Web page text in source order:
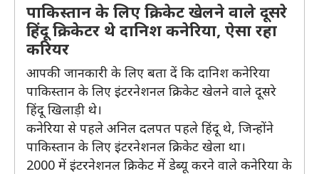
पाकिस्तान के लिए क्रिकेट खेलने वाले दूसरे
हिंदू क्रिकेटर थे दानिश कनेरिया, ऐसा रहा
करियर
आपकी जानकारी के लिए बता दें कि दानिश कनेरिया
पाकिस्तान के लिए इंटरनेशनल क्रिकेट खेलने वाले दूसरे
हिंदू खिलाड़ी थे।
कनेरिया से पहले अनिल दलपत पहले हिंदू थे, जिन्होंने
पाकिस्तान के लिए इंटरनेशनल क्रिकेट खेला था।
2000 में इंटरनेशनल क्रिकेट में डेब्यू करने वाले कनेरिया के